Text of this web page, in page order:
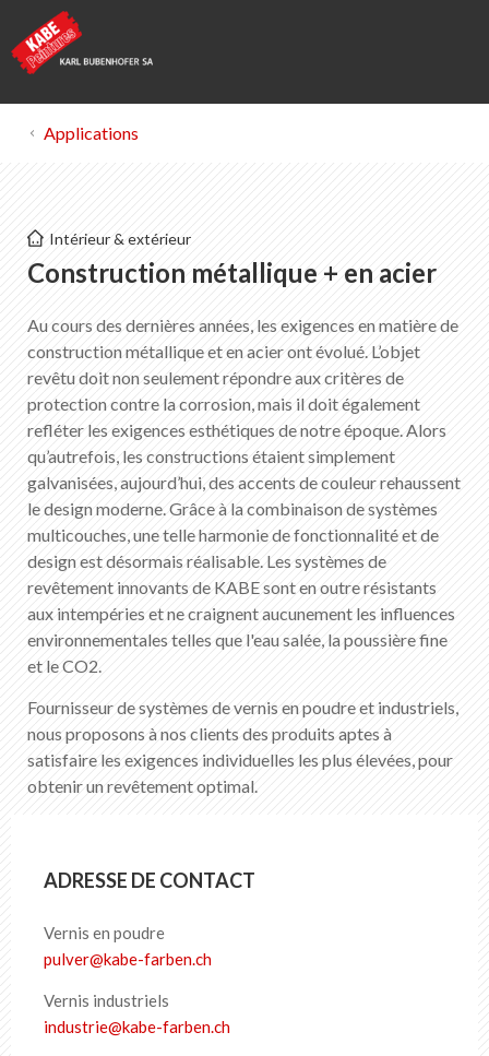
Construction métallique + en acier
Liste des favoris 0
Portrait de KABE Peintures
Téléchargements
Applications
Intérieur & extérieur
Construction métallique + en acier
Au cours des dernières années, les exigences en matière de
construction métallique et en acier ont évolué. L’objet
revêtu doit non seulement répondre aux critères de
protection contre la corrosion, mais il doit également
refléter les exigences esthétiques de notre époque. Alors
qu’autrefois, les constructions étaient simplement
galvanisées, aujourd’hui, des accents de couleur rehaussent
le design moderne. Grâce à la combinaison de systèmes
multicouches, une telle harmonie de fonctionnalité et de
design est désormais réalisable. Les systèmes de
revêtement innovants de KABE sont en outre résistants
aux intempéries et ne craignent aucunement les influences
environnementales telles que l'eau salée, la poussière fine
et le CO2.
Fournisseur de systèmes de vernis en poudre et industriels,
nous proposons à nos clients des produits aptes à
satisfaire les exigences individuelles les plus élevées, pour
obtenir un revêtement optimal.
ADRESSE DE CONTACT
Vernis en poudre
pulver@kabe-farben.ch
Vernis industriels
industrie@kabe-farben.ch